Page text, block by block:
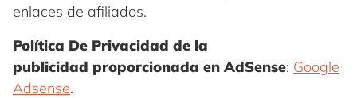
enlaces de afiliados.
Política De Privacidad de la
publicidad proporcionada en AdSense: Google
Adsense.